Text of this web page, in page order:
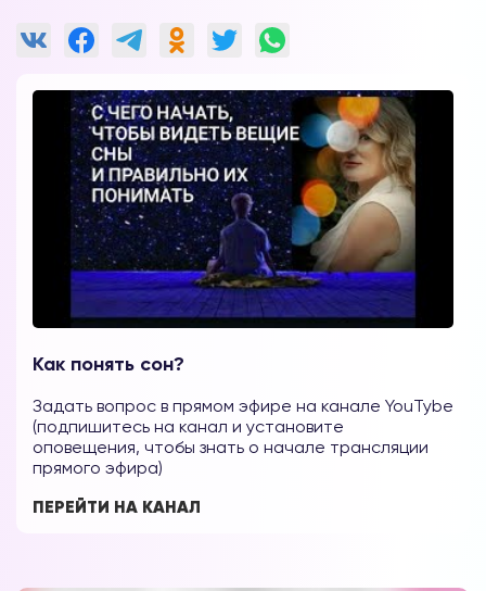
Как понять сон?
Задать вопрос в прямом эфире на канале YouTybe
(подпишитесь на канал и установите
оповещения, чтобы знать о начале трансляции
прямого эфира)
ПЕРЕЙТИ НА КАНАЛ